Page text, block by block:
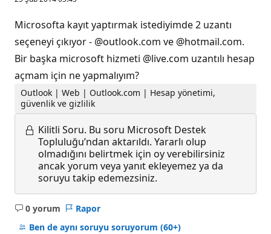
Microsofta kayıt yaptırmak istediyimde 2 uzantı
seçeneyi çıkıyor - @outlook.com ve @hotmail.com.
Bir başka microsoft hizmeti @live.com uzantılı hesap
açmam için ne yapmalıyım?
Outlook | Web | Outlook.com | Hesap yönetimi,
güvenlik ve gizlilik
Kilitli Soru. Bu soru Microsoft Destek
Topluluğu’ndan aktarıldı. Yararlı olup
olmadığını belirtmek için oy verebilirsiniz
ancak yorum veya yanıt ekleyemez ya da
soruyu takip edemezsiniz.
0 yorum
Açıklama
yok
Rapor
Ben de aynı soruyu soruyorum (60+)